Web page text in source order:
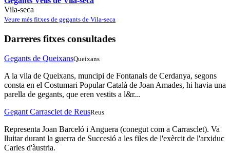
Vila-seca
Veure més fitxes de gegants de Vila-seca
Darreres fitxes consultades
Gegants de QueixansQueixans
A la vila de Queixans, muncipi de Fontanals de Cerdanya, segons
consta en el Costumari Popular Català de Joan Amades, hi havia una
parella de gegants, que eren vestits a l&r...
Gegant Carrasclet de ReusReus
Representa Joan Barceló i Anguera (conegut com a Carrasclet). Va
lluitar durant la guerra de Succesió a les files de l'exèrcit de l'arxiduc
Carles d'àustria.